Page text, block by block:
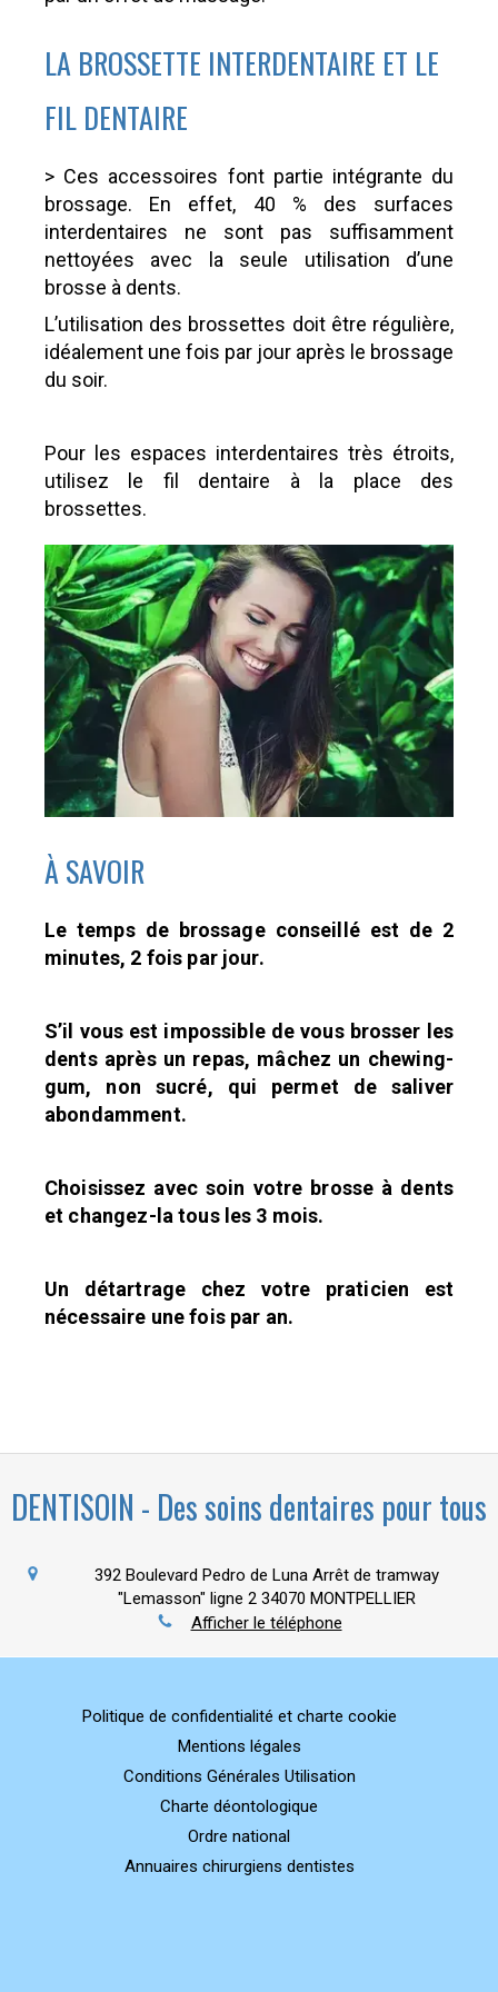
LA BROSSETTE INTERDENTAIRE ET LE
FIL DENTAIRE
> Ces accessoires font partie intégrante du
brossage. En effet, 40 % des surfaces
interdentaires ne sont pas suffisamment
nettoyées avec la seule utilisation d’une
brosse à dents.
L’utilisation des brossettes doit être régulière,
idéalement une fois par jour après le brossage
du soir.
Pour les espaces interdentaires très étroits,
utilisez le fil dentaire à la place des
brossettes.
À SAVOIR
Le temps de brossage conseillé est de 2
minutes, 2 fois par jour.
S’il vous est impossible de vous brosser les
dents après un repas, mâchez un chewing-
gum, non sucré, qui permet de saliver
abondamment.
Choisissez avec soin votre brosse à dents
et changez-la tous les 3 mois.
Un détartrage chez votre praticien est
nécessaire une fois par an.
DENTISOIN - Des soins dentaires pour tous
392 Boulevard Pedro de Luna Arrêt de tramway
"Lemasson" ligne 2 34070 MONTPELLIER
Afficher le téléphone
Politique de confidentialité et charte cookie
Mentions légales
Conditions Générales Utilisation
Charte déontologique
Ordre national
Annuaires chirurgiens dentistes